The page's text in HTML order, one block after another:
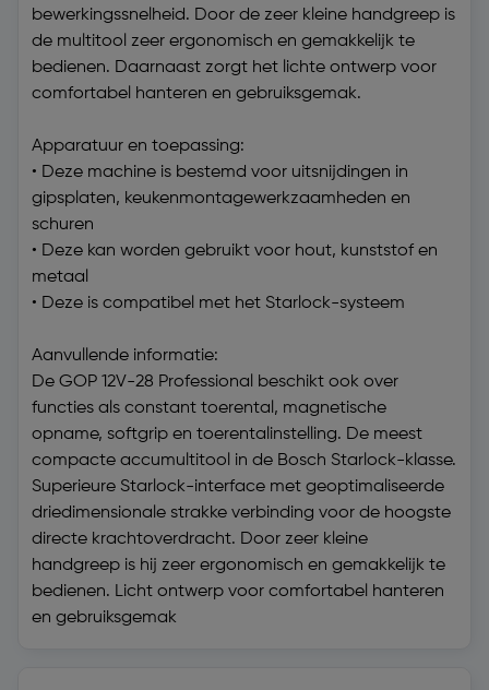
bewerkingssnelheid. Door de zeer kleine handgreep is
de multitool zeer ergonomisch en gemakkelijk te
bedienen. Daarnaast zorgt het lichte ontwerp voor
comfortabel hanteren en gebruiksgemak.
Apparatuur en toepassing:
• Deze machine is bestemd voor uitsnijdingen in
gipsplaten, keukenmontagewerkzaamheden en
schuren
• Deze kan worden gebruikt voor hout, kunststof en
metaal
• Deze is compatibel met het Starlock-systeem
Aanvullende informatie:
De GOP 12V-28 Professional beschikt ook over
functies als constant toerental, magnetische
opname, softgrip en toerentalinstelling. De meest
compacte accumultitool in de Bosch Starlock-klasse.
Superieure Starlock-interface met geoptimaliseerde
driedimensionale strakke verbinding voor de hoogste
directe krachtoverdracht. Door zeer kleine
handgreep is hij zeer ergonomisch en gemakkelijk te
bedienen. Licht ontwerp voor comfortabel hanteren
en gebruiksgemak